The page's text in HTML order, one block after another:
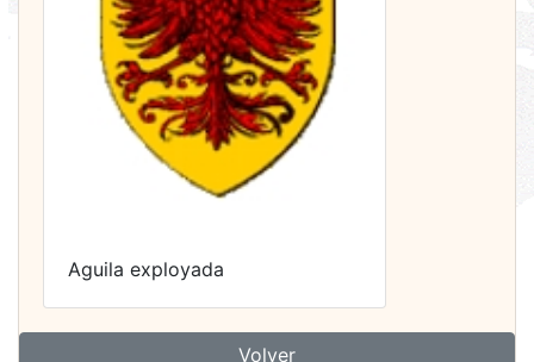
Aguila exployada
Volver